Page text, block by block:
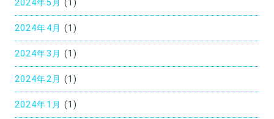
2024年5月 (1)
2024年4月 (1)
2024年3月 (1)
2024年2月 (1)
2024年1月 (1)